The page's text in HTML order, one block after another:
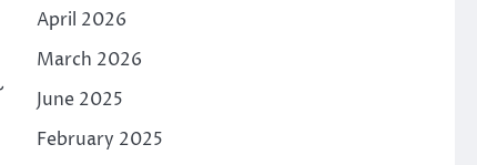
April 2026
March 2026
June 2025
February 2025